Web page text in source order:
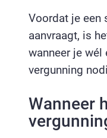
Voordat je een
aanvraagt, is
wanneer je wél
vergunning
Wanneer